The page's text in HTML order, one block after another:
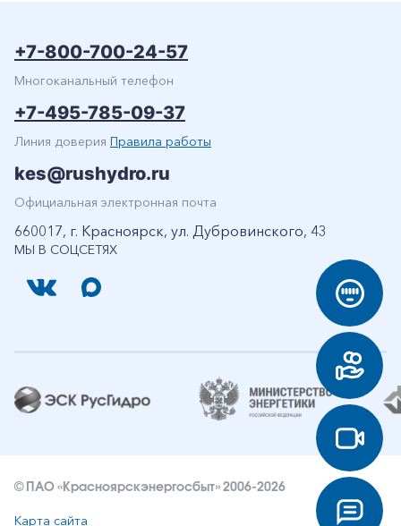
МЫ В СОЦСЕТЯХ
+7-800-700-24-57
Многоканальный телефон
+7-495-785-09-37
Линия доверия Правила работы
kes@rushydro.ru
Официальная электронная почта
660017, г. Красноярск, ул. Дубровинского, 43
© ПАО «Красноярскэнергосбыт» 2006-2026
Карта сайта